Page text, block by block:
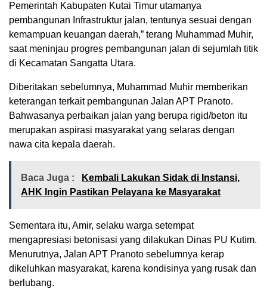
Pemerintah Kabupaten Kutai Timur utamanya
pembangunan Infrastruktur jalan, tentunya sesuai dengan
kemampuan keuangan daerah,” terang Muhammad Muhir,
saat meninjau progres pembangunan jalan di sejumlah titik
di Kecamatan Sangatta Utara.
Diberitakan sebelumnya, Muhammad Muhir memberikan
keterangan terkait pembangunan Jalan APT Pranoto.
Bahwasanya perbaikan jalan yang berupa rigid/beton itu
merupakan aspirasi masyarakat yang selaras dengan
nawa cita kepala daerah.
Baca Juga :
Kembali Lakukan Sidak di Instansi,
AHK Ingin Pastikan Pelayana ke Masyarakat
Sementara itu, Amir, selaku warga setempat
mengapresiasi betonisasi yang dilakukan Dinas PU Kutim.
Menurutnya, Jalan APT Pranoto sebelumnya kerap
dikeluhkan masyarakat, karena kondisinya yang rusak dan
berlubang.